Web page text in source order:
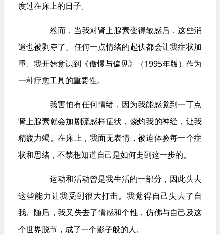
度过在床上的日子。
遣也被剥夺了。任何一点情绪的起伏都会让我症状加
重。我开始意识到《傲慢与偏见》（1995年版）作为
一种疗愈工具的重要性。
肾上腺素就会加剧流感样症状，烧灼我的神经，让我
精疲力竭。在床上，我面无表情，被迫体验每一个症
状和思绪，不禁想知道自己是如何走到这一步的。
这些能力让我受到很大打击。我觉得自己失去了自
我。随后，我又失去了情感和个性，仿佛与自己及这
个世界脱节，成了一个影子般的人。